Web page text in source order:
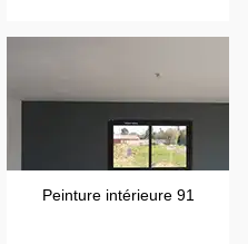
Peinture intérieure 91